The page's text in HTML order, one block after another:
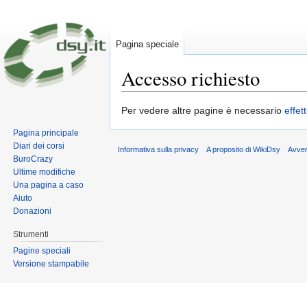
Accesso richiesto
Per vedere altre pagine è necessario
Pagina speciale
Pagina principale
Diari dei corsi
BuroCrazy
Ultime modifiche
Una pagina a caso
Aiuto
Donazioni
Strumenti
Pagine speciali
Versione stampabile
Informativa sulla privacy A proposito di WikiDsy